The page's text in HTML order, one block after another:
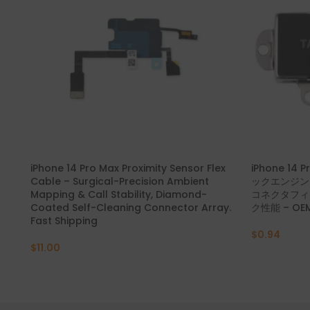
iPhone 14 Pro Max Proximity Sensor Flex
Cable – Surgical-Precision Ambient
Mapping & Call Stability, Diamond-
Coated Self-Cleaning Connector Array.
Fast Shipping
$11.00
iPhone 14
ックエンジ
コネクタフ
ク性能 –
$0.94